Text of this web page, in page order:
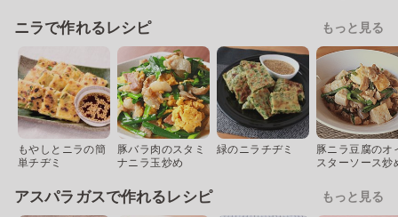
ニラで作れるレシピ もっと見る
もやしとニラの簡
単チヂミ
豚バラ肉のスタミ
ナニラ玉炒め
緑のニラチヂミ
豚ニラ豆腐のオ
スターソース炒
アスパラガスで作れるレシピ もっと見る